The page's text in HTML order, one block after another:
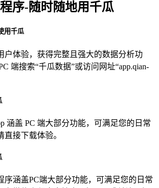
序-随时随地用千瓜
用千瓜
户体验，获得完整且强大的数据分析功
端搜索“千瓜数据”或访问网址“app.qian-
涵盖 PC 端大部分功能，可满足您的日常
直接下载体验。
序涵盖PC端大部分功能，可满足您的日常